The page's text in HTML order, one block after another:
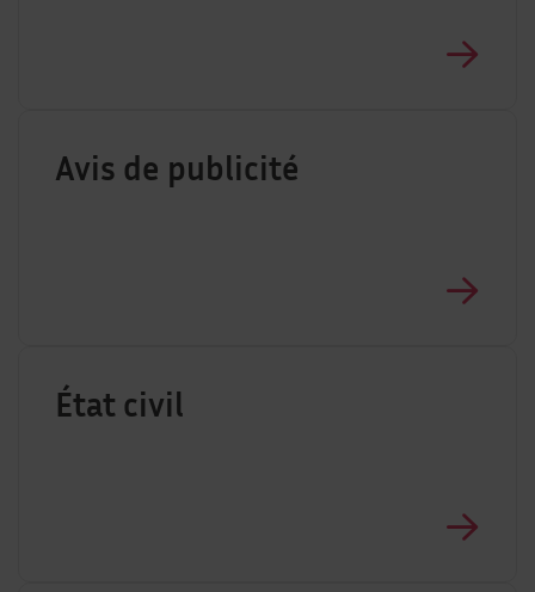
Avis de publicité
État civil